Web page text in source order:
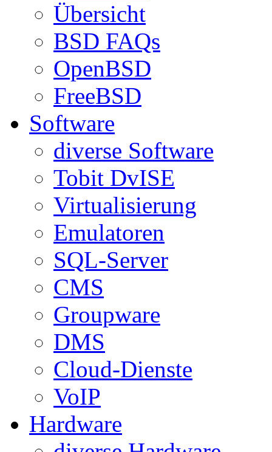
Übersicht
BSD FAQs
OpenBSD
FreeBSD
Software
diverse Software
Tobit DvISE
Virtualisierung
Emulatoren
SQL-Server
CMS
Groupware
DMS
Cloud-Dienste
VoIP
Hardware